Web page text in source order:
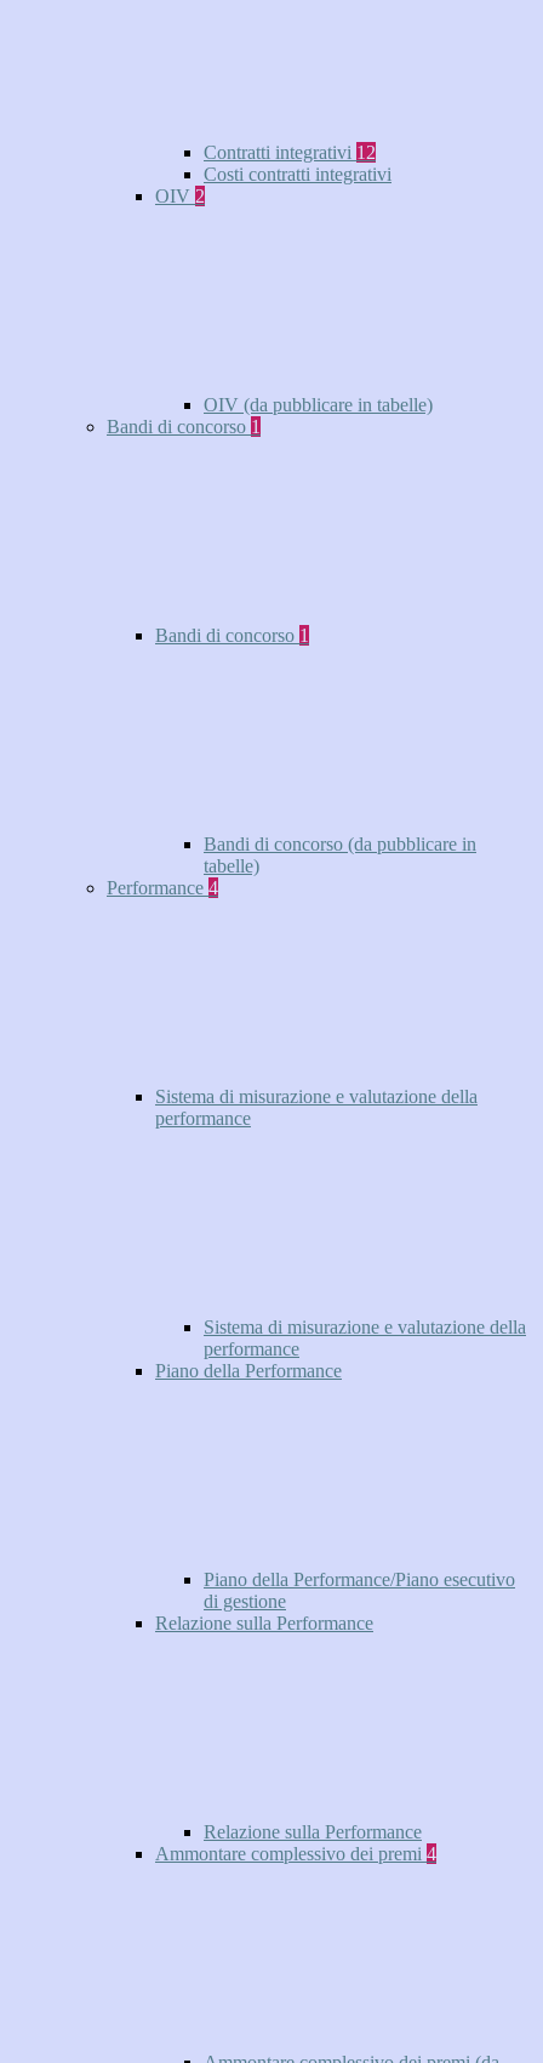
Contratti integrativi 12
Costi contratti integrativi
OIV 2
OIV (da pubblicare in tabelle)
Bandi di concorso 1
Bandi di concorso 1
Bandi di concorso (da pubblicare in
tabelle)
Performance 4
Sistema di misurazione e valutazione della
performance
Sistema di misurazione e valutazione della
performance
Piano della Performance
Piano della Performance/Piano esecutivo
di gestione
Relazione sulla Performance
Relazione sulla Performance
Ammontare complessivo dei premi 4